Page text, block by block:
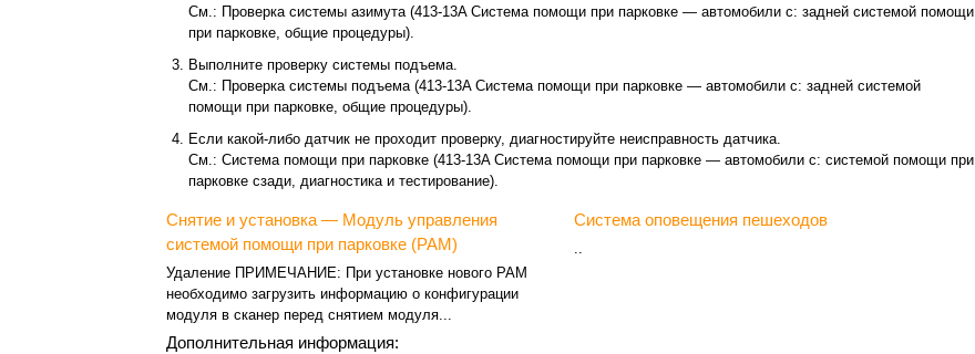
См.: Проверка системы азимута (413-13A Система помощи при парковке — автомобили с: задней системой помощи
при парковке, общие процедуры).
Выполните проверку системы подъема.
См.: Проверка системы подъема (413-13A Система помощи при парковке — автомобили с: задней системой
помощи при парковке, общие процедуры).
Если какой-либо датчик не проходит проверку, диагностируйте неисправность датчика.
См.: Система помощи при парковке (413-13A Система помощи при парковке — автомобили с: системой помощи при
парковке сзади, диагностика и тестирование).
Снятие и установка — Модуль управления
системой помощи при парковке (PAM)
Удаление ПРИМЕЧАНИЕ: При установке нового PAM
необходимо загрузить информацию о конфигурации
модуля в сканер перед снятием модуля...
Система оповещения пешеходов
..
Дополнительная информация: